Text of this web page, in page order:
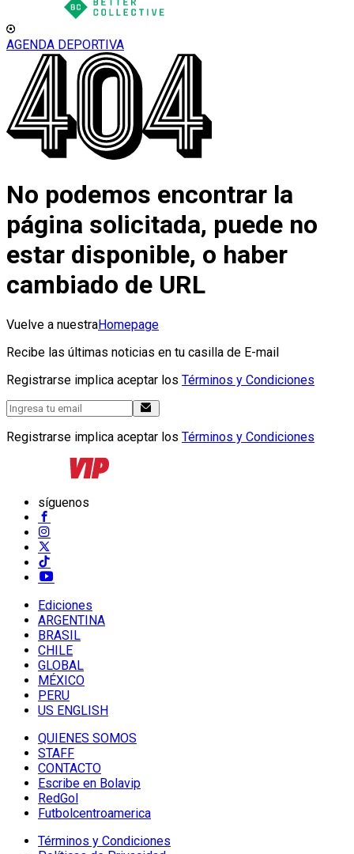
AGENDA DEPORTIVA
No podemos encontrar la
página solicitada, puede no
estar disponible, o haber
cambiado de URL
Vuelve a nuestraHomepage
Recibe las últimas noticias en tu casilla de E-mail
Registrarse implica aceptar los Términos y Condiciones
Registrarse implica aceptar los Términos y Condiciones
síguenos
Ediciones
ARGENTINA
BRASIL
CHILE
GLOBAL
MÉXICO
PERU
US ENGLISH
QUIENES SOMOS
STAFF
CONTACTO
Escribe en Bolavip
RedGol
Futbolcentroamerica
Términos y Condiciones